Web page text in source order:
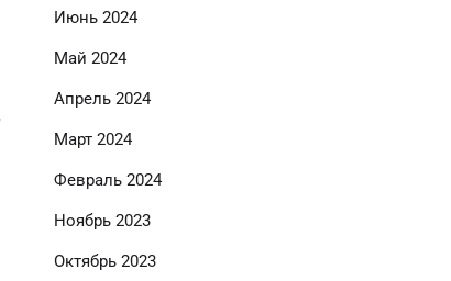
Июнь 2024
Май 2024
Апрель 2024
Март 2024
Февраль 2024
Ноябрь 2023
Октябрь 2023